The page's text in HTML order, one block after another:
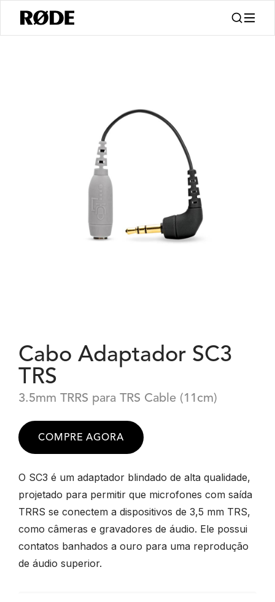
Cabo Adaptador SC3
TRS
3.5mm TRRS para TRS Cable (11cm)
COMPRE AGORA
O SC3 é um adaptador blindado de alta qualidade,
projetado para permitir que microfones com saída
TRRS se conectem a dispositivos de 3,5 mm TRS,
como câmeras e gravadores de áudio. Ele possui
contatos banhados a ouro para uma reprodução
de áudio superior.